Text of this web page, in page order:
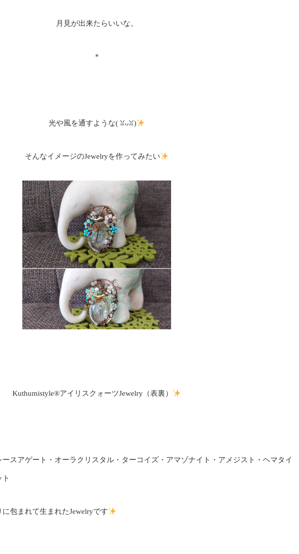
月見が出来たらいいな。
＊
光や風を通すような(⁠ ⁠ꈍ⁠ᴗ⁠ꈍ⁠)
そんなイメージのJewelryを作ってみたい
Kuthumistyle®アイリスクォーツJewelry（表裏）
スアゲート・オーラクリスタル・ターコイズ・アマゾナイト・アメジスト・ヘマタイ
ト
包まれて生まれたJewelryです